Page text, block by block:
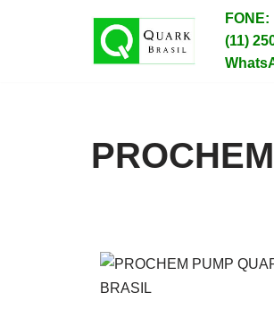
FONE:
(11)